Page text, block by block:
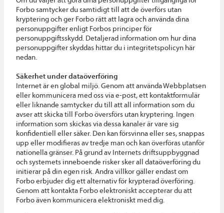
Forbo samtycker du samtidigt till att de överförs utan
kryptering och ger Forbo rätt att lagra och använda dina
personuppgifter enligt Forbos principer för
personuppgiftsskydd. Detaljerad information om hur dina
personuppgifter skyddas hittar du i integritetspolicyn här
nedan.
Säkerhet under dataöverföring
Internet är en global miljö. Genom att använda Webbplatsen
eller kommunicera med oss via e-post, ett kontaktformulär
eller liknande samtycker du till att all information som du
avser att skicka till Forbo översförs utan kryptering. Ingen
information som skickas via dessa kanaler är vare sig
konfidentiell eller säker. Den kan försvinna eller ses, snappas
upp eller modifieras av tredje man och kan överföras utanför
nationella gränser. På grund av Internets driftsuppbyggnad
och systemets inneboende risker sker all dataöverföring du
initierar på din egen risk. Andra villkor gäller endast om
Forbo erbjuder dig ett alternativ för krypterad överföring.
Genom att kontakta Forbo elektroniskt accepterar du att
Forbo även kommunicera elektroniskt med dig.